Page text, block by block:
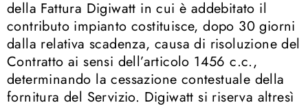
della Fattura Digiwatt in cui è addebitato il
contributo impianto costituisce, dopo 30 giorni
dalla relativa scadenza, causa di risoluzione del
Contratto ai sensi dell’articolo 1456 c.c.,
determinando la cessazione contestuale della
fornitura del Servizio. Digiwatt si riserva altresì